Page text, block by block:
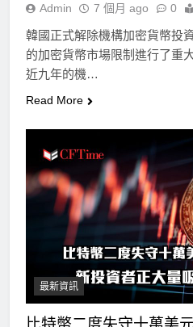
Admin 7 個月 ago 0
韓國正式解除機構加密貨幣投
的加密貨幣市場限制進行了重
近九年的機…
Read More
最新資訊